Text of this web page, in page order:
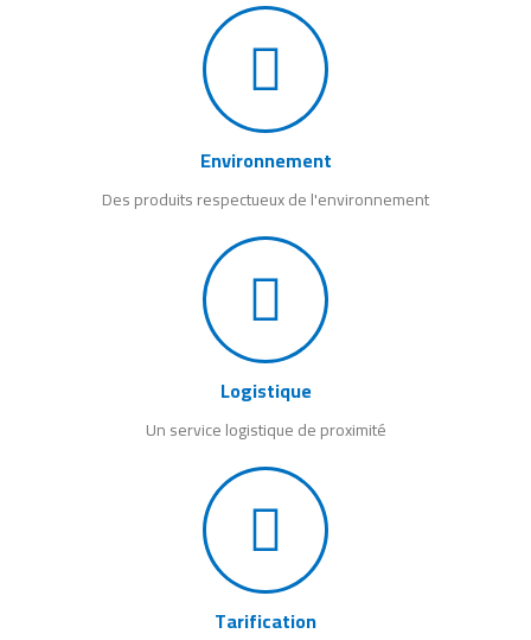
Environnement
Des produits respectueux de l'environnement
Logistique
Un service logistique de proximité
Tarification